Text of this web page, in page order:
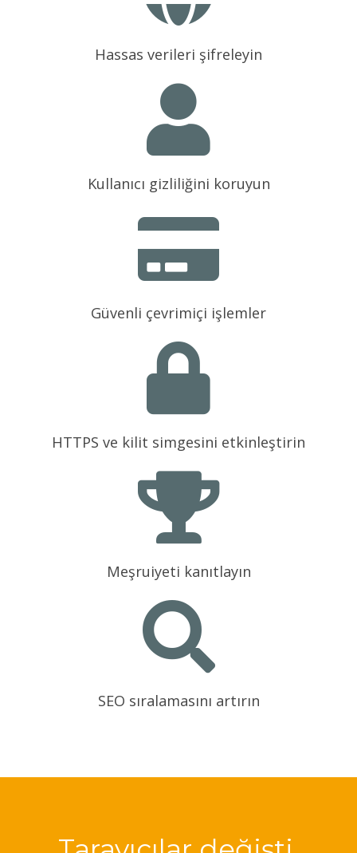
Hassas verileri şifreleyin
Kullanıcı gizliliğini koruyun
Güvenli çevrimiçi işlemler
HTTPS ve kilit simgesini etkinleştirin
Meşruiyeti kanıtlayın
SEO sıralamasını artırın